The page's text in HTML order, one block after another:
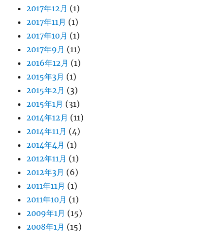
2017年12月 (1)
2017年11月 (1)
2017年10月 (1)
2017年9月 (11)
2016年12月 (1)
2015年3月 (1)
2015年2月 (3)
2015年1月 (31)
2014年12月 (11)
2014年11月 (4)
2014年4月 (1)
2012年11月 (1)
2012年3月 (6)
2011年11月 (1)
2011年10月 (1)
2009年1月 (15)
2008年1月 (15)